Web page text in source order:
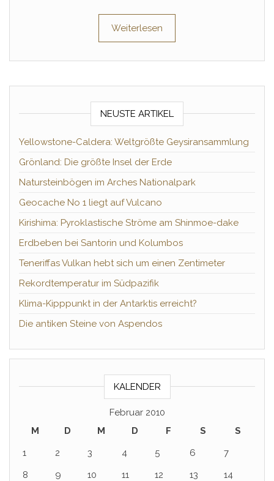
Weiterlesen
NEUSTE ARTIKEL
Yellowstone-Caldera: Weltgrößte Geysiransammlung
Grönland: Die größte Insel der Erde
Natursteinbögen im Arches Nationalpark
Geocache No 1 liegt auf Vulcano
Kirishima: Pyroklastische Ströme am Shinmoe-dake
Erdbeben bei Santorin und Kolumbos
Teneriffas Vulkan hebt sich um einen Zentimeter
Rekordtemperatur im Südpazifik
Klima-Kipppunkt in der Antarktis erreicht?
Die antiken Steine von Aspendos
KALENDER
Februar 2010
M
D M D F S
S
1
2 3 4 5 6
7
8
9 10 11 12 13
14